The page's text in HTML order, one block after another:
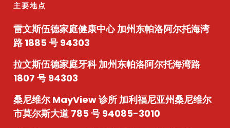
主要地点
雷文斯伍德家庭健康中心加州东帕洛阿尔托海湾
路 1885 号 94303
拉文斯伍德家庭牙科加州东帕洛阿尔托海湾路
1807 号 94303
桑尼维尔 MayView 诊所加利福尼亚州桑尼维尔
市莫尔斯大道 785 号 94085-3010